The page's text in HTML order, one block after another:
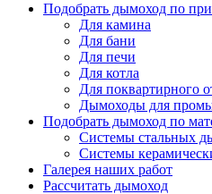
Подобрать дымоход по
Для камина
Для бани
Для печи
Для котла
Для поквартирного
Дымоходы для
Подобрать дымоход по
Системы стальных
Системы
Галерея наших работ
Рассчитать дымоход